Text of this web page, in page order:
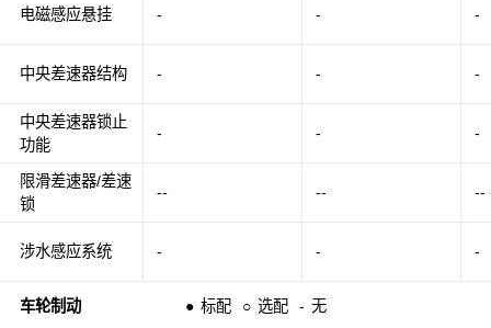
电磁感应悬挂
中央差速器结构
中央差速器锁止
功能
限滑差速器/差速
锁
涉水感应系统
车轮制动 ● 标配 ○ 选配 - 无
- - -
- - -
- - -
-- -- --
- - -